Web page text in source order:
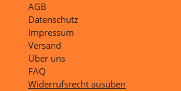
AGB
Datenschutz
Impressum
Versand
Über uns
FAQ
Widerrufsrecht ausüben